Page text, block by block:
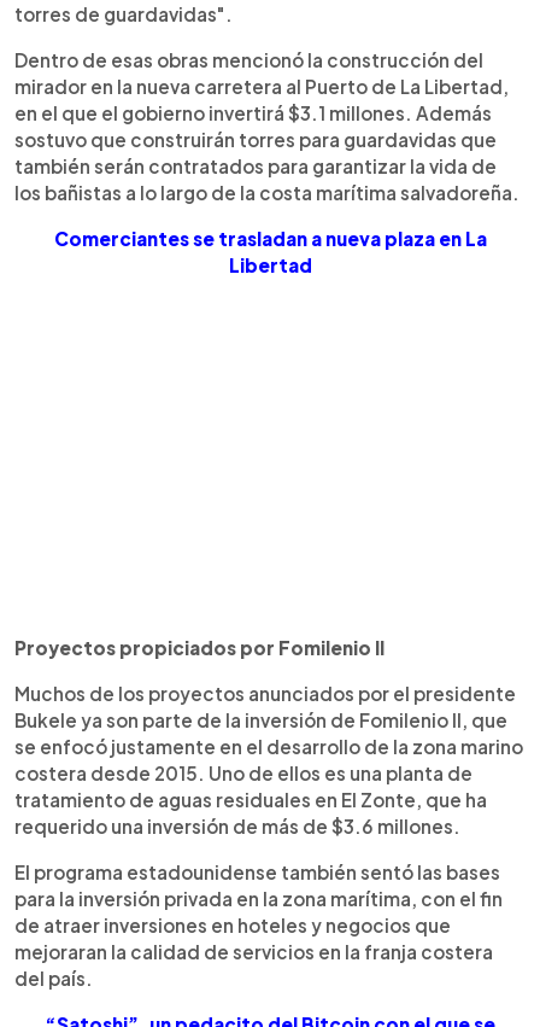
torres de guardavidas".
Dentro de esas obras mencionó la construcción del
mirador en la nueva carretera al Puerto de La Libertad,
en el que el gobierno invertirá $3.1 millones. Además
sostuvo que construirán torres para guardavidas que
también serán contratados para garantizar la vida de
los bañistas a lo largo de la costa marítima salvadoreña.
Comerciantes se trasladan a nueva plaza en La
Libertad
Proyectos propiciados por Fomilenio II
Muchos de los proyectos anunciados por el presidente
Bukele ya son parte de la inversión de Fomilenio II, que
se enfocó justamente en el desarrollo de la zona marino
costera desde 2015. Uno de ellos es una planta de
tratamiento de aguas residuales en El Zonte, que ha
requerido una inversión de más de $3.6 millones.
El programa estadounidense también sentó las bases
para la inversión privada en la zona marítima, con el fin
de atraer inversiones en hoteles y negocios que
mejoraran la calidad de servicios en la franja costera
del país.